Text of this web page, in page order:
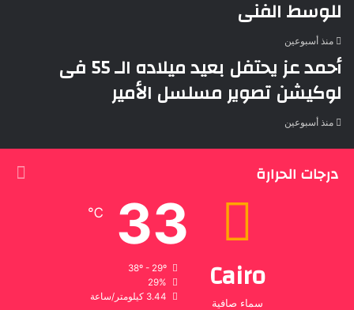
للوسط الفنى
منذ أسبوعين
أحمد عز يحتفل بعيد ميلاده الـ 55 فى
لوكيشن تصوير مسلسل الأمير
منذ أسبوعين
درجات الحرارة
Cairo
سماء صافية
33
℃
38º - 29º
29%
3.44 كيلومتر/ساعة